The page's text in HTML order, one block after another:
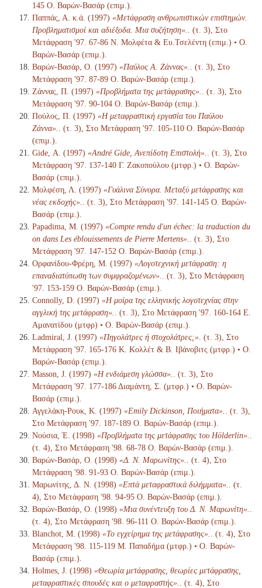
145 Ο. Βαρών-Βασάρ (επιμ.).
Παππάς, Α. κ.ά. (1997) «Μετάφραση ανθρωπιστικών επιστημών.
Προβληματισμοί και αδιέξοδα. Μια συζήτηση».
. (τ. 3), Στο
Μετάφραση '97. 67-86 Ν. Μολφέτα & Ευ.Τσελέντη (επιμ.) • Ο.
Βαρών-Βασάρ (επιμ.).
Βαρών-Βασάρ, Ο. (1997) «Παύλος Α. Ζάννας».
. (τ. 3), Στο
Μετάφραση '97. 87-89 Ο. Βαρών-Βασάρ (επιμ.).
Ζάννας, Π. (1997) «Προβλήματα της μετάφρασης».
. (τ. 3), Στο
Μετάφραση '97. 90-104 Ο. Βαρών-Βασάρ (επιμ.).
Πούλος, Π. (1997) «Η μεταφραστική εργασία του Παύλου
Ζάννα».
. (τ. 3), Στο Μετάφραση '97. 105-110 Ο. Βαρών-Βασάρ
(επιμ.).
Gide, Α. (1997) «André Gide, Ανεπίδοτη Επιστολή».
. (τ. 3), Στο
Μετάφραση '97. 137-140 Γ. Ζακοπούλου (μτφρ.) • Ο. Βαρών-
Βασάρ (επιμ.).
Μολφέση, Λ. (1997) «Γυάλινα Σύνορα. Μεταξύ μετάφρασης και
νέας εκδοχής».
. (τ. 3), Στο Μετάφραση '97. 141-145 Ο. Βαρών-
Βασάρ (επιμ.).
Papadima, M. (1997) «Compte rendu d'un échec: la traduction du
on dans Les éblouissements de Pierre Mertens».
. (τ. 3), Στο
Μετάφραση '97. 147-152 Ο. Βαρών-Βασάρ (επιμ.).
Ορφανίδου-Φρέρη, Μ. (1997) «Λογοτεχνική μετάφραση: η
επαναδιατύπωση των συμφραζομένων».
. (τ. 3), Στο Μετάφραση
'97. 153-159 Ο. Βαρών-Βασάρ (επιμ.).
Connolly, D. (1997) «Η μοίρα της ελληνικής λογοτεχνίας στην
αγγλική της μετάφραση».
. (τ. 3), Στο Μετάφραση '97. 160-164 Ε.
Αμανατίδου (μτφρ) • Ο. Βαρών-Βασάρ (επιμ.).
Ladmiral, J. (1997) «Πηγολάτρες ή στοχολάτρες;» . (τ. 3), Στο
Μετάφραση '97. 165-176 Κ. Κολλέτ & Β. Ιβάνοβιτς (μτφρ.) • Ο.
Βαρών-Βασάρ (επιμ.).
Masson, J. (1997) «Η ενδιάμεση γλώσσα».
. (τ. 3), Στο
Μετάφραση '97. 177-186 Διαμάντη, Σ. (μτφρ.) • Ο. Βαρών-
Βασάρ (επιμ.).
Αγγελάκη-Ρουκ, Κ. (1997) «Emily Dickinson, Ποιήματα».
. (τ. 3),
Στο Μετάφραση '97. 187-189 Ο. Βαρών-Βασάρ (επιμ.).
Νούσια, Έ. (1998) «Προβλήματα της μετάφρασης του Hölderlin».
(τ. 4), Στο Μετάφραση '98. 68-78 Ο. Βαρών-Βασάρ (επιμ.).
Βαρών-Βασάρ, Ο. (1998) «Δ. Ν. Μαρωνίτης».
. (τ. 4), Στο
Μετάφραση '98. 91-93 Ο. Βαρών-Βασάρ (επιμ.).
Μαρωνίτης, Δ. Ν. (1998) «Επτά μεταφραστικά διλήμματα».
. (τ.
4), Στο Μετάφραση '98. 94-95 Ο. Βαρών-Βασάρ (επιμ.).
Βαρών-Βασάρ, Ο. (1998) «Μια συνέντευξη του Δ. Ν. Μαρωνίτη».
(τ. 4), Στο Μετάφραση '98. 96-111 Ο. Βαρών-Βασάρ (επιμ.).
Blanchot, M. (1998) «Το εγχείρημα της μετάφρασης».
. (τ. 4), Στο
Μετάφραση '98. 115-119 Μ. Παπαδήμα (μτφρ.) • Ο. Βαρών-
Βασάρ (επιμ.).
Holmes, J. (1998) «Θεωρία μετάφρασης, θεωρίες μετάφρασης,
μεταφραστικές σπουδές και ο μεταφραστής».
. (τ. 4), Στο